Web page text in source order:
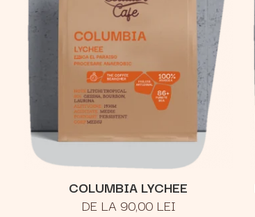
COLUMBIA LYCHEE
DE LA 90,00 LEI